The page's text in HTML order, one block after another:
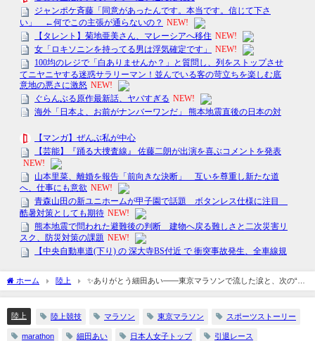
ホーム 陸上
✨ありがとう細田あい――東京マラソンで流した涙と、次の“陸
上人生”へ進む背中にときめいた日
陸上 陸上競技 マラソン 東京マラソン スポーツストーリー
marathon 細田あい 日本人女子トップ 引退レース